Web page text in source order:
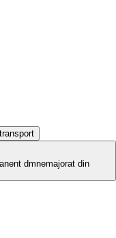
transport
dmnemajorat din